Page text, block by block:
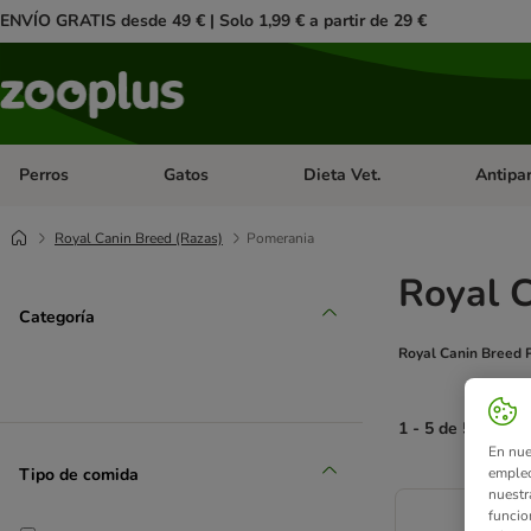
ENVÍO GRATIS desde 49 € | Solo 1,99 € a partir de 29 €
Perros Menú de categoria abierto: Perros
Gatos Menú de categoria abierto: Gatos
Dieta Vet. Menú
Royal Canin Breed (Razas) Pomerania
Categoría
Tipo de comida
Royal
Royal Canin Breed
1 - 5 de 5
product items
En